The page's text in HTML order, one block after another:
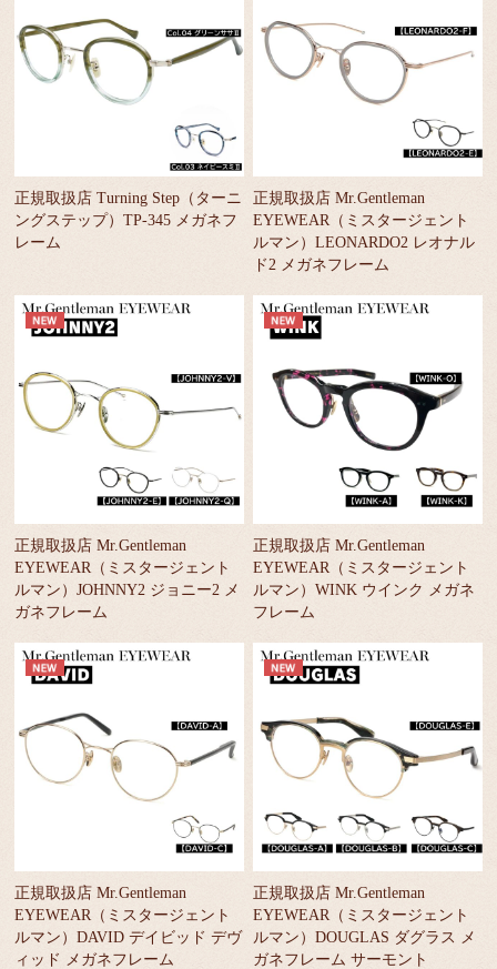
正規取扱店 Turning Step（ターニ
ングステップ）TP-345 メガネフ
レーム
正規取扱店 Mr.Gentleman
EYEWEAR（ミスタージェント
ルマン）LEONARDO2 レオナル
ド2 メガネフレーム
正規取扱店 Mr.Gentleman
EYEWEAR（ミスタージェント
ルマン）JOHNNY2 ジョニー2 メ
ガネフレーム
正規取扱店 Mr.Gentleman
EYEWEAR（ミスタージェント
ルマン）WINK ウインク メガネ
フレーム
正規取扱店 Mr.Gentleman
EYEWEAR（ミスタージェント
ルマン）DAVID デイビッド デヴ
ィッド メガネフレーム
正規取扱店 Mr.Gentleman
EYEWEAR（ミスタージェント
ルマン）DOUGLAS ダグラス メ
ガネフレーム サーモント